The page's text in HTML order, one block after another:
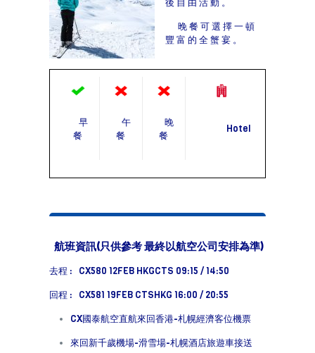
後自由活動。
晚餐可選擇一頓
豐富的全蟹宴。
早
餐
午
餐
晚
餐
Hotel
航班資訊(只供參考 最終以航空公司安排為準)
去程 : CX580 12FEB HKGCTS 09:15 / 14:50
回程 : CX581 19FEB CTSHKG 16:00 / 20:55
CX國泰航空直航來回香港-札幌經濟客位機票
來回新千歲機場-滑雪場-札幌酒店旅遊車接送